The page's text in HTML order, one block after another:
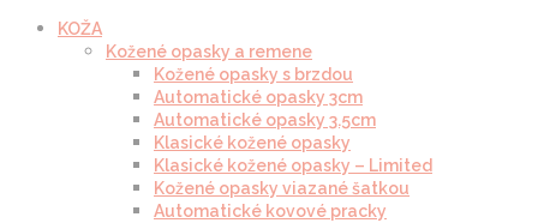
KOŽA
Kožené opasky a remene
Kožené opasky s brzdou
Automatické opasky 3cm
Automatické opasky 3.5cm
Klasické kožené opasky
Klasické kožené opasky – Limited
Kožené opasky viazané šatkou
Automatické kovové pracky